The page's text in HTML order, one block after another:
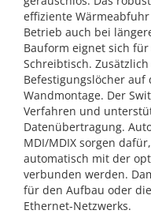
effiziente
Betrieb auch bei
Bauform eignet sich
Schreibtisch.
Befestigungslöcher
Wandmontage. Der
Verfahren und
Datenübertragung.
MDI/MDIX sorgen
automatisch mit der
verbunden werden.
für den Aufbau oder
Ethernet-Netzwerks.